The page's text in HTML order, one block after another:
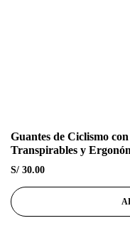
Guantes de Ciclismo
Transpirables y
S/ 30.00